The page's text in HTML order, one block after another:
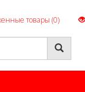
товары (0)